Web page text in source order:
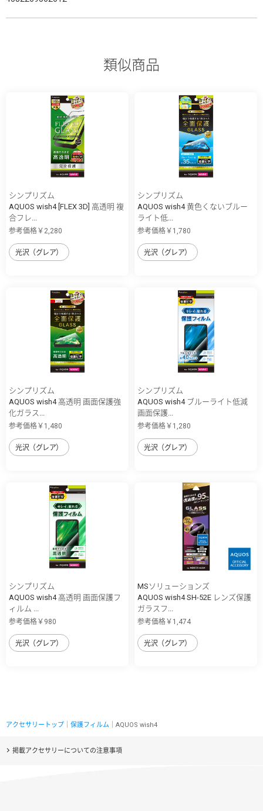
類似商品
シンプリズム
AQUOS wish4 [FLEX 3D] 高透明 複
合フレ...
参考価格￥2,280
光沢（グレア）
シンプリズム
AQUOS wish4 黄色くないブルー
ライト低...
参考価格￥1,780
光沢（グレア）
シンプリズム
AQUOS wish4 高透明 画面保護強
化ガラス...
参考価格￥1,480
光沢（グレア）
シンプリズム
AQUOS wish4 ブルーライト低減
画面保護...
参考価格￥1,280
光沢（グレア）
シンプリズム
AQUOS wish4 高透明 画面保護フ
ィルム ...
参考価格￥980
光沢（グレア）
MSソリューションズ
AQUOS wish4 SH-52E レンズ保護
ガラスフ...
参考価格￥1,474
光沢（グレア）
アクセサリートップ 保護フィルム ｜AQUOS wish4
掲載アクセサリーについての注意事項